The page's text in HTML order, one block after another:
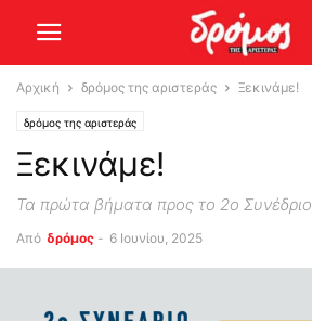
Αρχική δρόμος της αριστεράς Ξεκινάμε!
δρόμος της αριστεράς
Ξεκινάμε!
Τα πρώτα βήματα προς το 2ο Συνέδριο
Από δρόμος - 6 Ιουνίου, 2025